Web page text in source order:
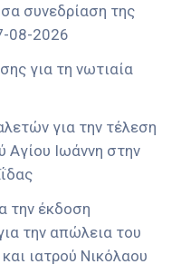
συνεδρίαση της
08-2026
για τη νωτιαία
για την τέλεση
Αγίου Ιωάννη στην
την έκδοση
την απώλεια του
ιατρού Νικόλαου